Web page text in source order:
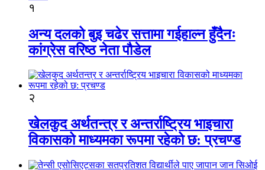
१
अन्य दलको बुइ चढेर सत्तामा गईहाल्न हुँदैनः
कांग्रेस वरिष्ठ नेता पौडेल
२
खेलकुद अर्थतन्त्र र अन्तर्राष्ट्रिय भाइचारा
विकासको माध्यमका रूपमा रहेको छ: प्रचण्ड